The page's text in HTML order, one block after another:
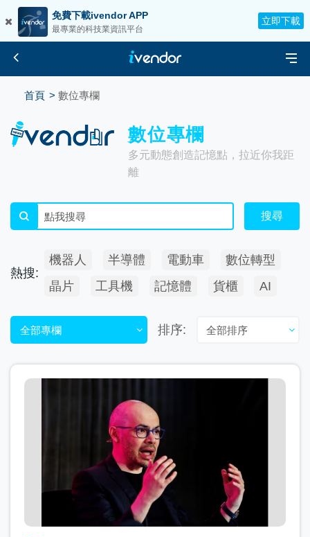
免費下載ivendor APP
最專業的科技業資訊平台
立即下載
首頁 數位專欄
數位專欄
多元動態創造記憶點，拉近你我距
離
搜尋
熱搜:
機器人 半導體 電動車
數位轉型
晶片
工具機 記憶體 貨櫃 AI
全部專欄 排序: 全部排序